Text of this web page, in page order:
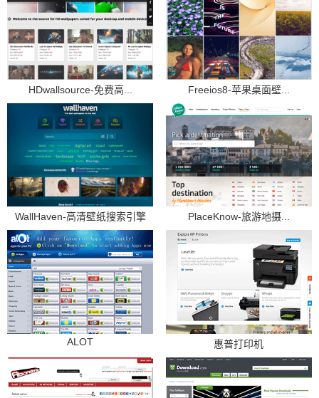
HDwallsource-免费高... Freeios8-苹果桌面壁...
WallHaven-高清壁纸搜索引擎 PlaceKnow-旅游地摄...
ALOT 惠普打印机